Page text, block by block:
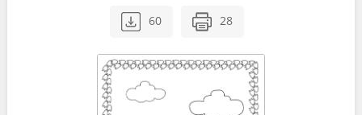
60 28